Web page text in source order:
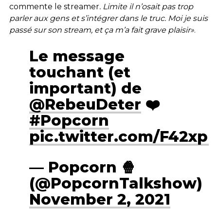
commente le streamer. Limite il n’osait pas trop
parler aux gens et s’intégrer dans le truc. Moi je suis
passé sur son stream, et ça m’a fait grave plaisir».
Le message
touchant (et
important) de
@RebeuDeter ❤️
#Popcorn
pic.twitter.com/
— Popcorn 🍿
(@PopcornTalkshow)
November 2, 2021